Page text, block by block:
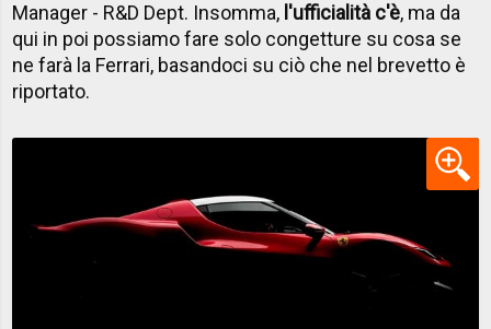
Manager - R&D Dept. Insomma, l'ufficialità c'è, ma da
qui in poi possiamo fare solo congetture su cosa se
ne farà la Ferrari, basandoci su ciò che nel brevetto è
riportato.